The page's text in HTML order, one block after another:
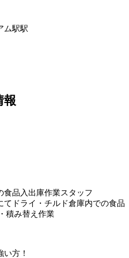
ム駅駅
報
食品入出庫作業スタッフ
てドライ・チルド倉庫内での食品
積み替え作業
方！